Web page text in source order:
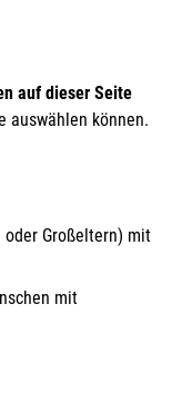
auf dieser Seite
auswählen können.
oder Großeltern) mit
mit